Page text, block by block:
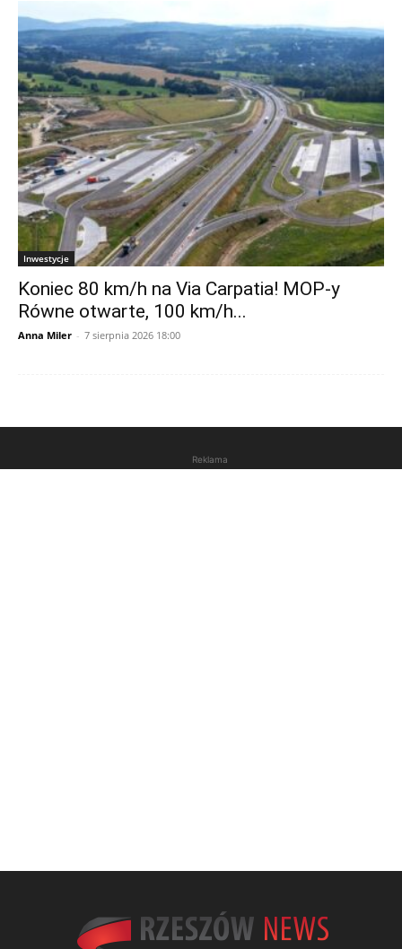
Inwestycje
Koniec 80 km/h na Via Carpatia! MOP-y
Równe otwarte, 100 km/h...
Anna Miler - 7 sierpnia 2026 18:00
Reklama